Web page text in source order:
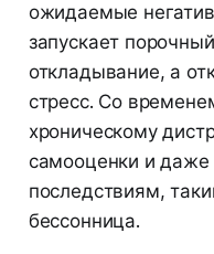
ожидаемые
запускает
откладывание, а
стресс. Со
хроническому
самооценки и даже
последствиям,
бессонница.